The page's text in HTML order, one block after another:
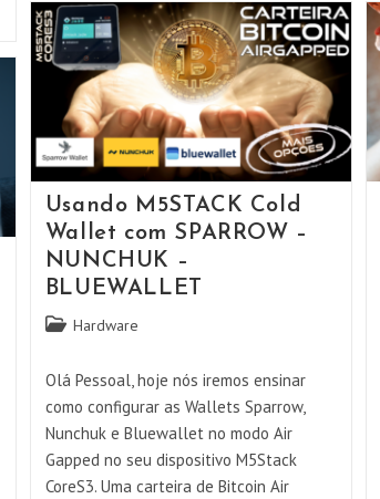
JADE
Na
T-
DISPLAY
S3
PRO
Usando M5STACK Cold
Wallet com SPARROW –
NUNCHUK –
BLUEWALLET
Categoria
post:
Hardware
Olá Pessoal, hoje nós iremos ensinar
como configurar as Wallets Sparrow,
Nunchuk e Bluewallet no modo Air
Gapped no seu dispositivo M5Stack
CoreS3. Uma carteira de Bitcoin Air